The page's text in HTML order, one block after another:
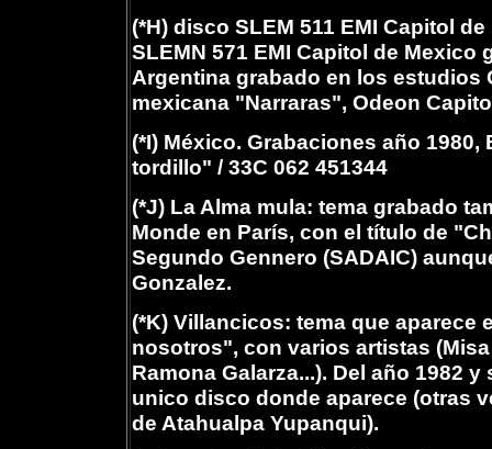
(*H) disco SLEM 511 EMI Capitol
SLEMN 571 EMI Capitol de
Argentina grabado en los estudios
mexicana "Narraras", Odeon
(*I) México. Grabaciones año
tordillo" / 33C 062 451344
(*J) La Alma mula: tema grabado
Monde en París, con el título de
Segundo Gennero (SADAIC)
Gonzalez.
(*K) Villancicos: tema que aparece
nosotros", con varios artistas
Ramona Galarza...). Del año 1982
unico disco donde aparece (otras
de Atahualpa Yupanqui).